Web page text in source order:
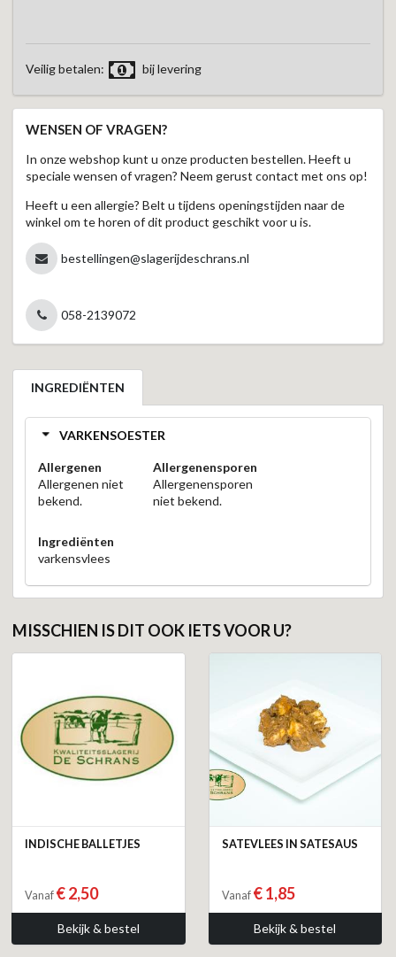
Veilig betalen: bij levering
WENSEN OF VRAGEN?
In onze webshop kunt u onze producten bestellen. Heeft u
speciale wensen of vragen? Neem gerust contact met ons op!
Heeft u een allergie? Belt u tijdens openingstijden naar de
winkel om te horen of dit product geschikt voor u is.
bestellingen@slagerijdeschrans.nl
058-2139072
INGREDIËNTEN
VARKENSOESTER
Allergenen
Allergenen niet
bekend.
Allergenensporen
Allergenensporen
niet bekend.
Ingrediënten
varkensvlees
MISSCHIEN IS DIT OOK IETS VOOR U?
INDISCHE BALLETJES
Vanaf € 2,50
Bekijk & bestel
SATEVLEES IN SATESAUS
Vanaf € 1,85
Bekijk & bestel